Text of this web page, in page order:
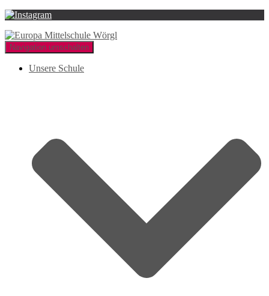
Navigation umschalten
Unsere Schule